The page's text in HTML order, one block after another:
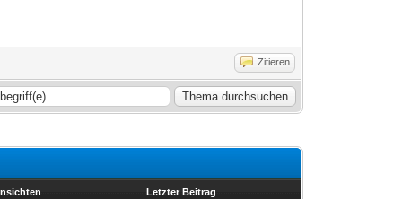
Zitieren
Letzter Beitrag